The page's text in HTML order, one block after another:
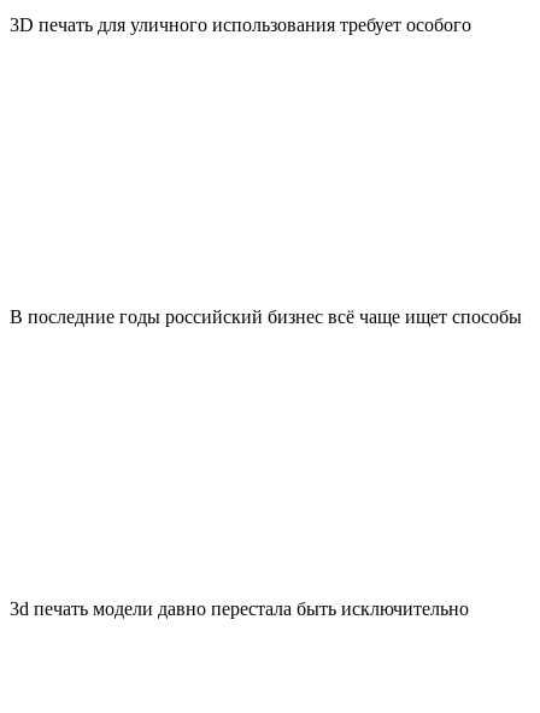
3D печать для уличного использования требует особого
В последние годы российский бизнес всё чаще ищет способы
3d печать модели давно перестала быть исключительно